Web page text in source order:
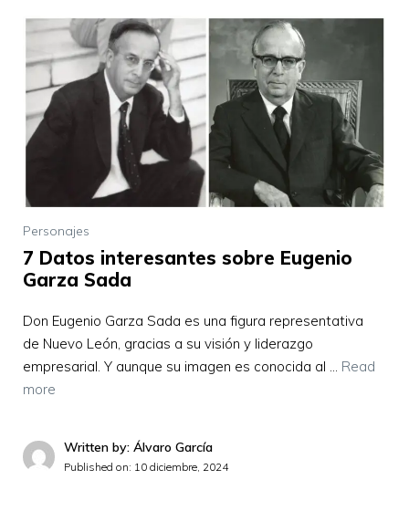
Personajes
7 Datos interesantes sobre Eugenio
Garza Sada
Don Eugenio Garza Sada es una figura representativa
de Nuevo León, gracias a su visión y liderazgo
empresarial. Y aunque su imagen es conocida al … Read
more
Written by: Álvaro García
Published on: 10 diciembre, 2024